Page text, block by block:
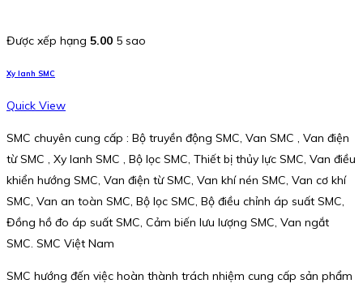
Được xếp hạng 5.00 5 sao
Xy lanh SMC
Quick View
SMC chuyên cung cấp : Bộ truyền động SMC, Van SMC , Van điện
từ SMC , Xy lanh SMC , Bộ lọc SMC, Thiết bị thủy lực SMC, Van điều
khiển hướng SMC, Van điện từ SMC, Van khí nén SMC, Van cơ khí
SMC, Van an toàn SMC, Bộ lọc SMC, Bộ điều chỉnh áp suất SMC,
Đồng hồ đo áp suất SMC, Cảm biến lưu lượng SMC, Van ngắt
SMC. SMC Việt Nam
SMC hướng đến việc hoàn thành trách nhiệm cung cấp sản phẩm